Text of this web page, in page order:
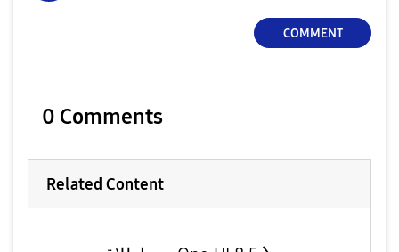
V
COMMENT
0 Comments
Related Content